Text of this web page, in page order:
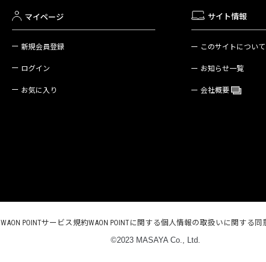
マイページ
新規会員登録
ログイン
お気に入り
サイト情報
このサイトについて
お知らせ一覧
会社概要
WAON POINTサービス規約WAON POINTに関する個人情報の取扱いに関する同
©2023 MASAYA Co., Ltd.